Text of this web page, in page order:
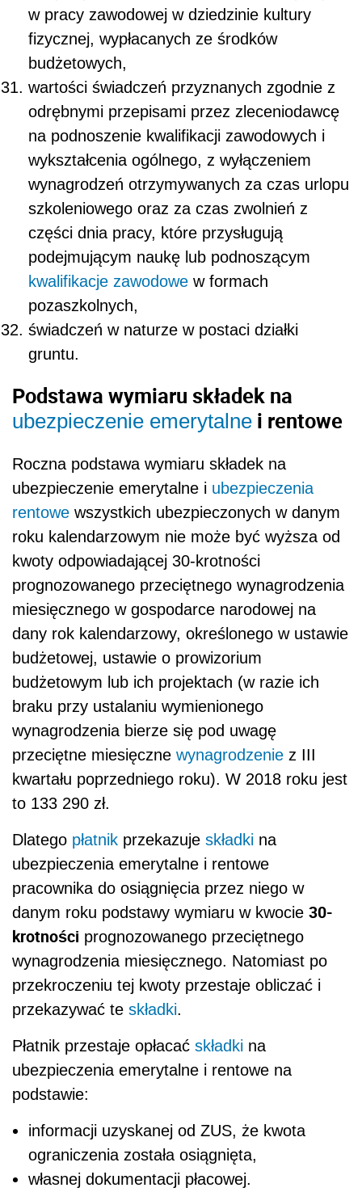
w pracy zawodowej w dziedzinie kultury
fizycznej, wypłacanych ze środków
budżetowych,
wartości świadczeń przyznanych zgodnie z
odrębnymi przepisami przez zleceniodawcę
na podnoszenie kwalifikacji zawodowych i
wykształcenia ogólnego, z wyłączeniem
wynagrodzeń otrzymywanych za czas urlopu
szkoleniowego oraz za czas zwolnień z
części dnia pracy, które przysługują
podejmującym naukę lub podnoszącym
kwalifikacje zawodowe w formach
pozaszkolnych,
świadczeń w naturze w postaci działki
gruntu.
Podstawa wymiaru składek na
ubezpieczenie emerytalne i rentowe
Roczna podstawa wymiaru składek na
ubezpieczenie emerytalne i ubezpieczenia
rentowe wszystkich ubezpieczonych w danym
roku kalendarzowym nie może być wyższa od
kwoty odpowiadającej 30-krotności
prognozowanego przeciętnego wynagrodzenia
miesięcznego w gospodarce narodowej na
dany rok kalendarzowy, określonego w ustawie
budżetowej, ustawie o prowizorium
budżetowym lub ich projektach (w razie ich
braku przy ustalaniu wymienionego
wynagrodzenia bierze się pod uwagę
przeciętne miesięczne wynagrodzenie z III
kwartału poprzedniego roku). W 2018 roku jest
to 133 290 zł.
Dlatego płatnik przekazuje składki na
ubezpieczenia emerytalne i rentowe
pracownika do osiągnięcia przez niego w
danym roku podstawy wymiaru w kwocie 30-
krotności prognozowanego przeciętnego
wynagrodzenia miesięcznego. Natomiast po
przekroczeniu tej kwoty przestaje obliczać i
przekazywać te składki.
Płatnik przestaje opłacać składki na
ubezpieczenia emerytalne i rentowe na
podstawie:
informacji uzyskanej od ZUS, że kwota
ograniczenia została osiągnięta,
własnej dokumentacji płacowej.